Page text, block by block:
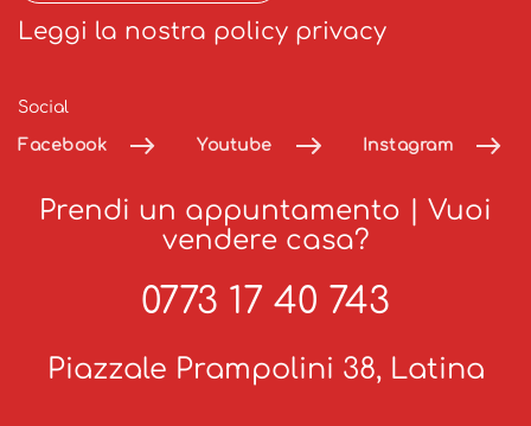
Leggi la nostra policy privacy
Social
Facebook Youtube Instagram
Prendi un appuntamento
Vuoi
vendere casa?
0773 17 40 743
Piazzale Prampolini 38, Latina